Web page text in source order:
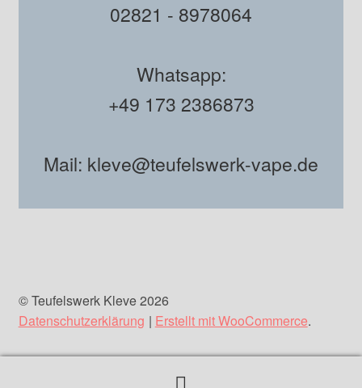
02821 - 8978064
Whatsapp:
+49 173 2386873
Mail: kleve@teufelswerk-vape.de
© Teufelswerk Kleve 2026
Datenschutzerklärung
Erstellt mit WooCommerce.